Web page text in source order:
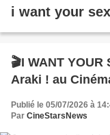
i want your sex
🎬I WANT
Araki ! au
Publié le 05/07/2026 à
Par CineStarsNews